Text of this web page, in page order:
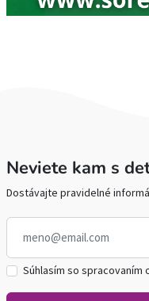
Neviete kam s
Dostávajte pravidelné
Súhlasím so spracovaním